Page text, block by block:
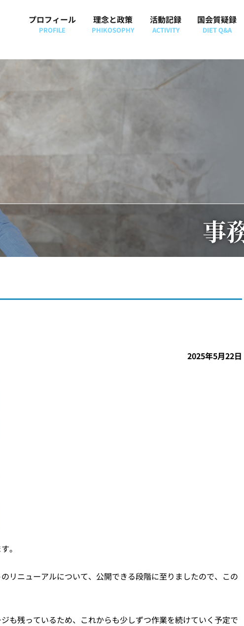
プロフィール
PROFILE
理念と政策
PHIKOSOPHY
活動記録
ACTIVITY
国会質疑録
DIET Q&A
事
2025年5月22日
。
リニューアルについて、公開できる段階に至りましたので、この
も残っているため、これからも少しずつ作業を続けていく予定で